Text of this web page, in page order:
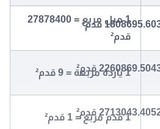
1 ميل مربع = 27878400
قدم²
1 ياردة مربعة = 9 قدم²
1 قدم مربع = 1 قدم²